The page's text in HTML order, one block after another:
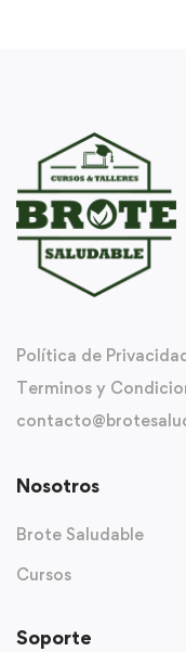
Política de
Terminos y
Nosotros
Brote Saludable
Cursos
Soporte